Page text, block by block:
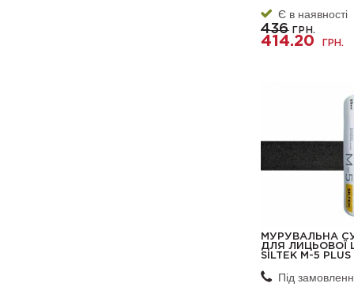
Є в наявності
436ГРН.
414.20 ГРН.
МУРУВАЛЬНА
ДЛЯ ЛИЦЬОВОЇ
SILTEK М-5
Під